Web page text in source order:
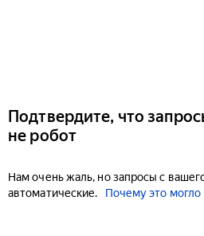
Подтвердите, что
не робот
Нам очень жаль, но запросы с
автоматические.
Почему это могло